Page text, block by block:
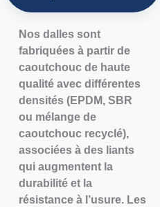
Nos dalles sont
fabriquées à partir de
caoutchouc de haute
qualité avec différentes
densités (EPDM, SBR
ou mélange de
caoutchouc recyclé),
associées à des liants
qui augmentent la
durabilité et la
résistance à l’usure. Les